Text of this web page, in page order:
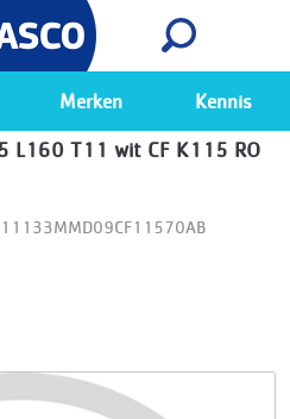
Bekijk
Merken Kennis
L160 T11 wit CF K115 RO